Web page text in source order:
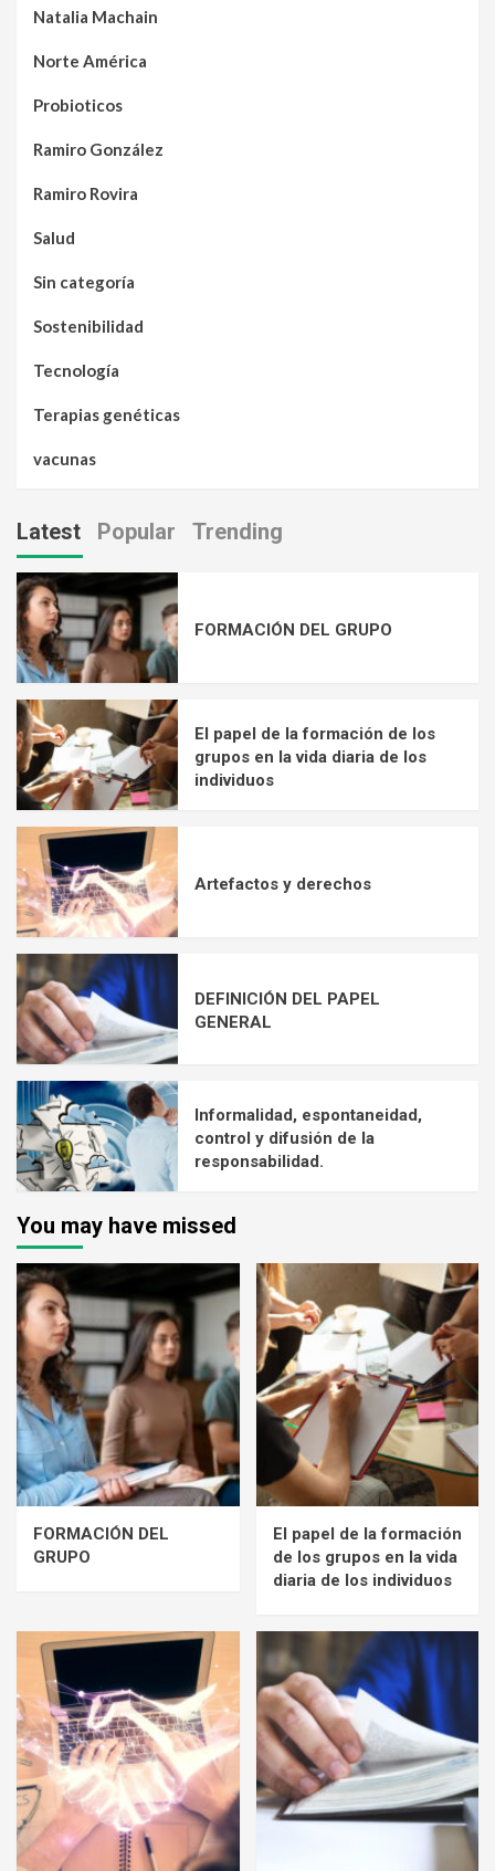
Natalia Machain
Norte América
Probioticos
Ramiro González
Ramiro Rovira
Salud
Sin categoría
Sostenibilidad
Tecnología
Terapias genéticas
vacunas
Latest Popular Trending
FORMACIÓN DEL GRUPO
El papel de la formación de los
grupos en la vida diaria de los
individuos
Artefactos y derechos
DEFINICIÓN DEL PAPEL
GENERAL
Informalidad, espontaneidad,
control y difusión de la
responsabilidad.
You may have missed
FORMACIÓN DEL
GRUPO
El papel de la formación
de los grupos en la vida
diaria de los individuos